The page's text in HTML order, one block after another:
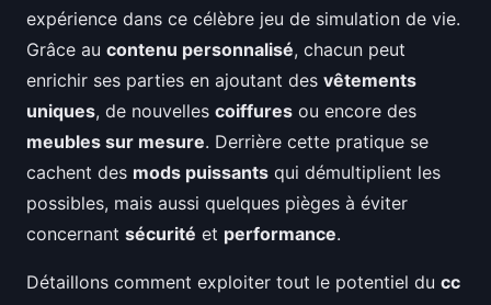
expérience dans ce célèbre jeu de simulation de vie.
Grâce au contenu personnalisé, chacun peut
enrichir ses parties en ajoutant des vêtements
uniques, de nouvelles coiffures ou encore des
meubles sur mesure. Derrière cette pratique se
cachent des mods puissants qui démultiplient les
possibles, mais aussi quelques pièges à éviter
concernant sécurité et performance.
Détaillons comment exploiter tout le potentiel du cc